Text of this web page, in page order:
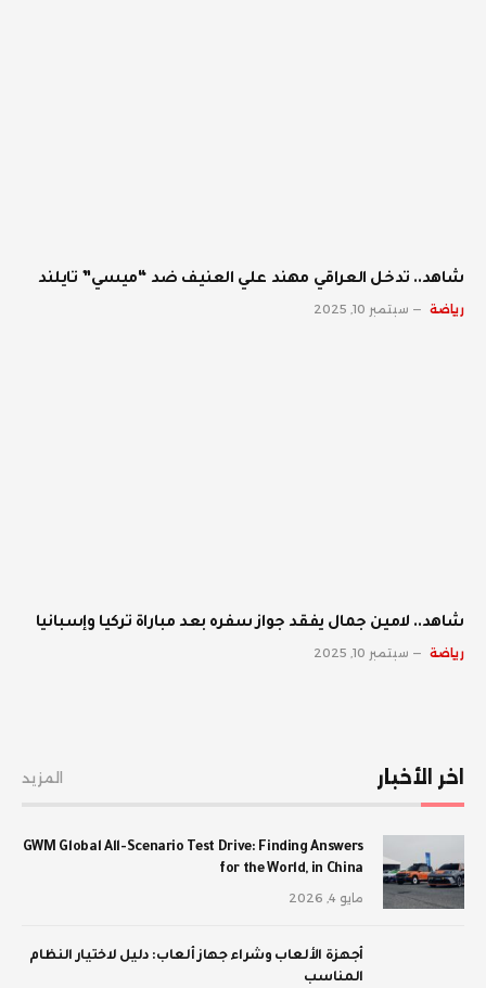
شاهد.. تدخل العراقي مهند علي العنيف ضد “ميسي” تايلند
رياضة سبتمبر 10, 2025
شاهد.. لامين جمال يفقد جواز سفره بعد مباراة تركيا وإسبانيا
رياضة سبتمبر 10, 2025
اخر الأخبار المزيد
GWM Global All-Scenario Test Drive: Finding Answers
for the World, in China
مايو 4, 2026
أجهزة الألعاب وشراء جهاز ألعاب: دليل لاختيار النظام
المناسب